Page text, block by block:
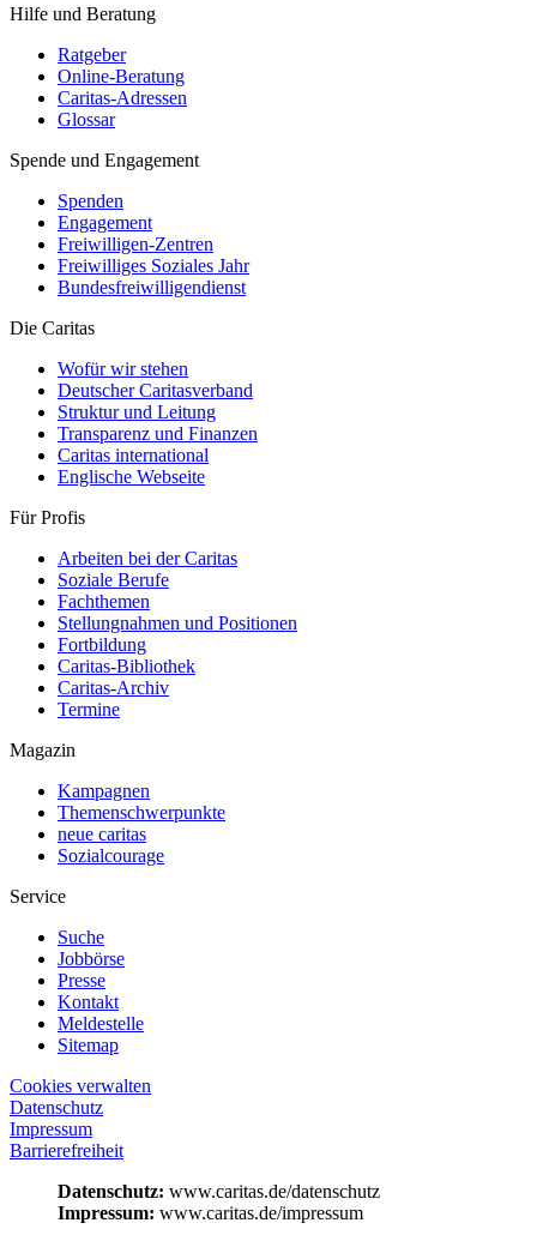
Hilfe und Beratung
Ratgeber
Online-Beratung
Caritas-Adressen
Glossar
Spende und Engagement
Spenden
Engagement
Freiwilligen-Zentren
Freiwilliges Soziales Jahr
Bundesfreiwilligendienst
Die Caritas
Wofür wir stehen
Deutscher Caritasverband
Struktur und Leitung
Transparenz und Finanzen
Caritas international
Englische Webseite
Für Profis
Arbeiten bei der Caritas
Soziale Berufe
Fachthemen
Stellungnahmen und Positionen
Fortbildung
Caritas-Bibliothek
Caritas-Archiv
Termine
Magazin
Kampagnen
Themenschwerpunkte
neue caritas
Sozialcourage
Service
Suche
Jobbörse
Presse
Kontakt
Meldestelle
Sitemap
Cookies verwalten
Datenschutz
Impressum
Barrierefreiheit
Datenschutz: www.caritas.de/datenschutz
Impressum: www.caritas.de/impressum